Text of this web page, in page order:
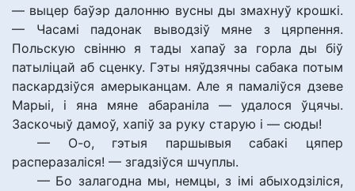
— выцер баўэр далонню вусны ды змахнуў крошкі.
— Часамі падонак выводзіў мяне з цярпення.
Польскую свінню я тады хапаў за горла ды біў
патыліцай аб сценку. Гэты няўдзячны сабака потым
паскардзіўся амерыканцам. Але я памаліўся дзеве
Марыі, і яна мяне абараніла — удалося ўцячы.
Заскочыў дамоў, хапіў за руку старую і — сюды!
— О-о, гэтыя паршывыя сабакі цяпер
расперазаліся! — згадзіўся шчуплы.
— Бо залагодна мы, немцы, з імі абыходзіліся,